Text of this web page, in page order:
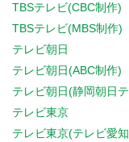
TBSテレビ(CBC制作)
TBSテレビ(MBS制作)
テレビ朝日
テレビ朝日(ABC制作)
テレビ朝日(静岡朝日
テレビ東京
テレビ東京(テレビ愛